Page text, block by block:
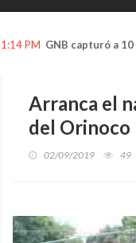
1:07 PM Presos tres
Arranca el
del Orinoco
02/09/2019 49